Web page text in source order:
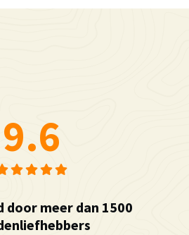
9.6
door meer dan 1500